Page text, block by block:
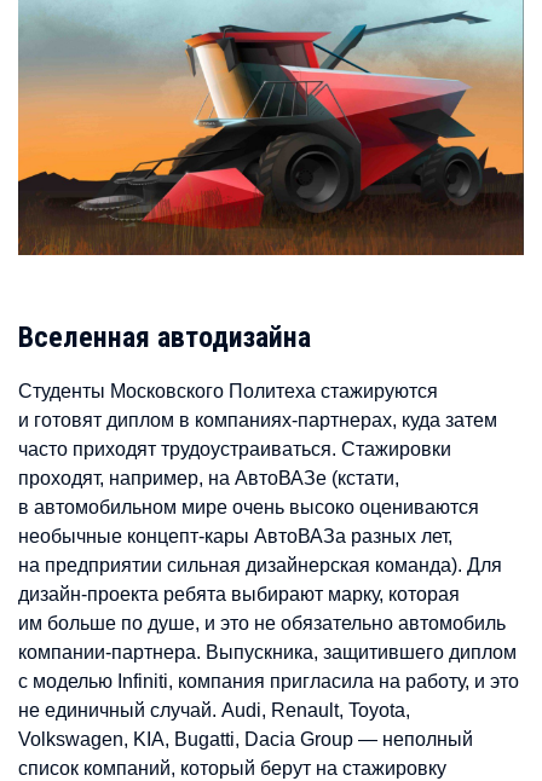
Вселенная автодизайна
Студенты Московского Политеха стажируются
и готовят диплом в компаниях-партнерах, куда затем
часто приходят трудоустраиваться. Стажировки
проходят, например, на АвтоВАЗе (кстати,
в автомобильном мире очень высоко оцениваются
необычные концепт-кары АвтоВАЗа разных лет,
на предприятии сильная дизайнерская команда). Для
дизайн-проекта ребята выбирают марку, которая
им больше по душе, и это не обязательно автомобиль
компании-партнера. Выпускника, защитившего диплом
с моделью Infiniti, компания пригласила на работу, и это
не единичный случай. Audi, Renault, Toyota,
Volkswagen, KIA, Bugatti, Dacia Group — неполный
список компаний, который берут на стажировку